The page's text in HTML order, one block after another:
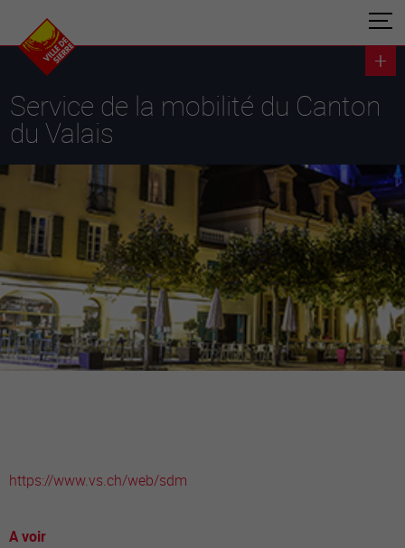
Service de la mobilité du Canton
du Valais
https://www.vs.ch/web/sdm
A voir